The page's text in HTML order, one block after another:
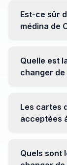
être moins
bureaux de
Est-ce sûr
médina de
Quelle est
changer
soyez attentif
de vos
Les cartes
acceptées
Cependant,
Quels sont